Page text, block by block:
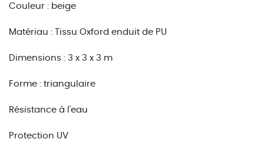
Couleur : beige
Matériau : Tissu Oxford enduit de PU
Dimensions : 3 x 3 x 3 m
Forme : triangulaire
Résistance à l'eau
Protection UV